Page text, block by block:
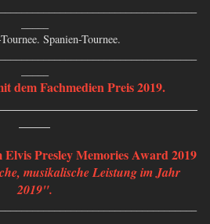
Spanien-Tournee.
dem Fachmedien Preis 2019.
Elvis Presley Memories Award 2019
musikalische Leistung im Jahr
2019".